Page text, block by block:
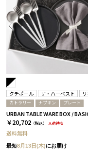
クチポール ザ・ハーベスト
カトラリー ナプキン プレート
￥20,702 （税込） 入荷待ち
送料無料
最短8月13日(木)にお届け